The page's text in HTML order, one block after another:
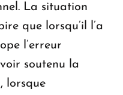
La situation
que lorsqu’il l’a
l’erreur
soutenu la
lorsque